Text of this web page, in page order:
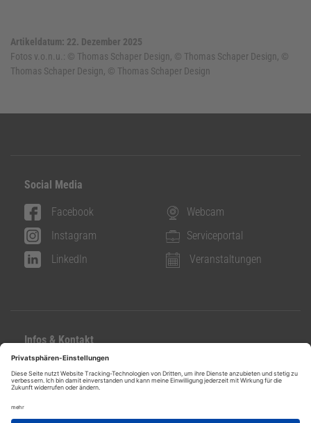
Artikeldatum: 22. Dezember 2025
Fotos v.o.n.u.: © Thomas Schaper Design, © Thomas Schaper Design, ©
Thomas Schaper Design, © Thomas Schaper Design
Social Media
Facebook
Instagram
LinkedIn
Webcam
Serviceportal
Veranstaltungen
Infos & Kontakt
Kontakt
Datenschutz